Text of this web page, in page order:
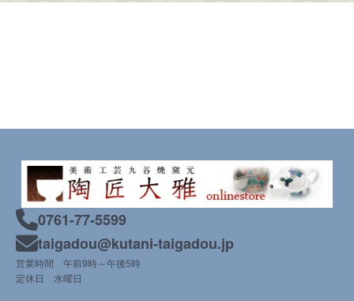
0761-77-5599
taigadou@kutani-taigadou.jp
営業時間 午前9時～午後5時
定休日 水曜日